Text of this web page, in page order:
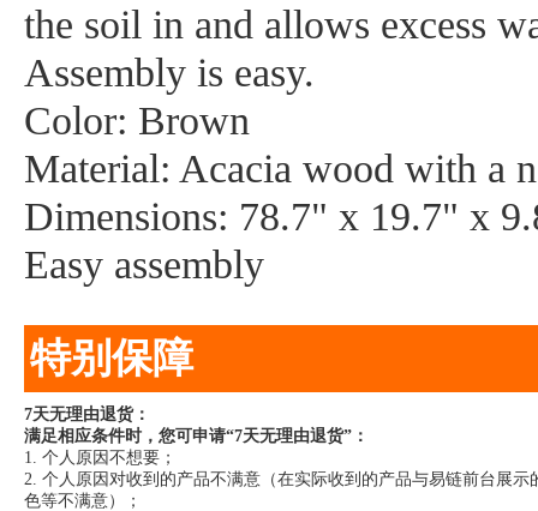
the soil in and allows excess
Assembly is easy.
Color: Brown
Material: Acacia wood with a
Dimensions: 78.7" x 19.7" x
Easy assembly
特别保障
7天无理由退货：
满足相应条件时，您可申请“7天无理由退货”：
1. 个人原因不想要；
2. 个人原因对收到的产品不满意（在实际收到的产品与易链前台展
色等不满意）；